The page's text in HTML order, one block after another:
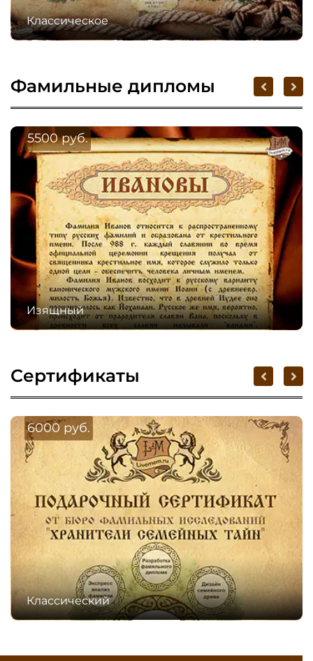
Классическое
Фамильные дипломы
5500 руб.
Изящный
Сертификаты
6000 руб.
Классический